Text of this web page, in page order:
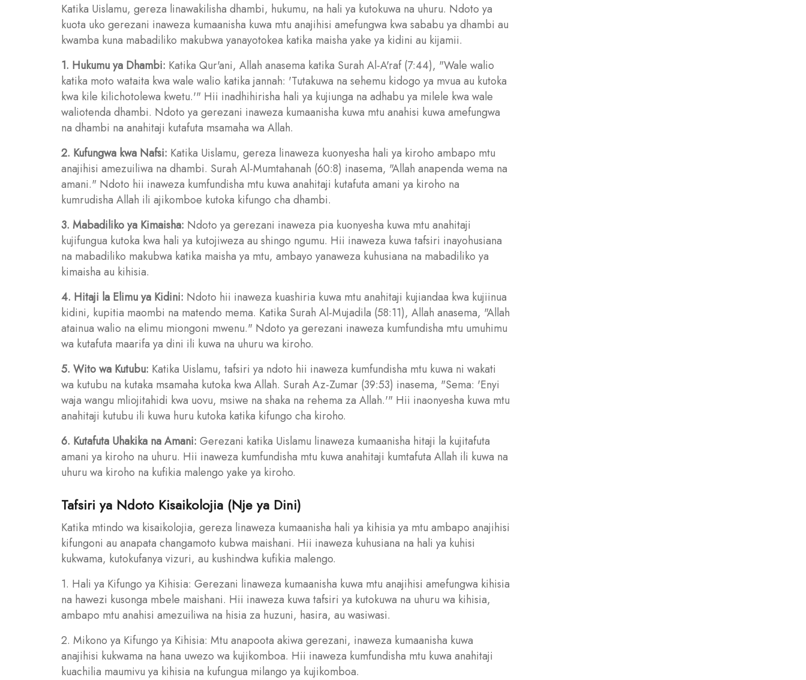
Katika Uislamu, gereza linawakilisha dhambi, hukumu, na hali ya kutokuwa na uhuru. Ndoto ya
kuota uko gerezani inaweza kumaanisha kuwa mtu anajihisi amefungwa kwa sababu ya dhambi au
kwamba kuna mabadiliko makubwa yanayotokea katika maisha yake ya kidini au kijamii.
1. Hukumu ya Dhambi: Katika Qur'ani, Allah anasema katika Surah Al-A'raf (7:44), "Wale walio
katika moto wataita kwa wale walio katika jannah: 'Tutakuwa na sehemu kidogo ya mvua au kutoka
kwa kile kilichotolewa kwetu.'" Hii inadhihirisha hali ya kujiunga na adhabu ya milele kwa wale
waliotenda dhambi. Ndoto ya gerezani inaweza kumaanisha kuwa mtu anahisi kuwa amefungwa
na dhambi na anahitaji kutafuta msamaha wa Allah.
2. Kufungwa kwa Nafsi: Katika Uislamu, gereza linaweza kuonyesha hali ya kiroho ambapo mtu
anajihisi amezuiliwa na dhambi. Surah Al-Mumtahanah (60:8) inasema, "Allah anapenda wema na
amani." Ndoto hii inaweza kumfundisha mtu kuwa anahitaji kutafuta amani ya kiroho na
kumrudisha Allah ili ajikomboe kutoka kifungo cha dhambi.
3. Mabadiliko ya Kimaisha: Ndoto ya gerezani inaweza pia kuonyesha kuwa mtu anahitaji
kujifungua kutoka kwa hali ya kutojiweza au shingo ngumu. Hii inaweza kuwa tafsiri inayohusiana
na mabadiliko makubwa katika maisha ya mtu, ambayo yanaweza kuhusiana na mabadiliko ya
kimaisha au kihisia.
4. Hitaji la Elimu ya Kidini: Ndoto hii inaweza kuashiria kuwa mtu anahitaji kujiandaa kwa kujiinua
kidini, kupitia maombi na matendo mema. Katika Surah Al-Mujadila (58:11), Allah anasema, "Allah
atainua walio na elimu miongoni mwenu." Ndoto ya gerezani inaweza kumfundisha mtu umuhimu
wa kutafuta maarifa ya dini ili kuwa na uhuru wa kiroho.
5. Wito wa Kutubu: Katika Uislamu, tafsiri ya ndoto hii inaweza kumfundisha mtu kuwa ni wakati
wa kutubu na kutaka msamaha kutoka kwa Allah. Surah Az-Zumar (39:53) inasema, "Sema: 'Enyi
waja wangu mliojitahidi kwa uovu, msiwe na shaka na rehema za Allah.'" Hii inaonyesha kuwa mtu
anahitaji kutubu ili kuwa huru kutoka katika kifungo cha kiroho.
6. Kutafuta Uhakika na Amani: Gerezani katika Uislamu linaweza kumaanisha hitaji la kujitafuta
amani ya kiroho na uhuru. Hii inaweza kumfundisha mtu kuwa anahitaji kumtafuta Allah ili kuwa na
uhuru wa kiroho na kufikia malengo yake ya kiroho.
Tafsiri ya Ndoto Kisaikolojia (Nje ya Dini)
Katika mtindo wa kisaikolojia, gereza linaweza kumaanisha hali ya kihisia ya mtu ambapo anajihisi
kifungoni au anapata changamoto kubwa maishani. Hii inaweza kuhusiana na hali ya kuhisi
kukwama, kutokufanya vizuri, au kushindwa kufikia malengo.
1. Hali ya Kifungo ya Kihisia: Gerezani linaweza kumaanisha kuwa mtu anajihisi amefungwa kihisia
na hawezi kusonga mbele maishani. Hii inaweza kuwa tafsiri ya kutokuwa na uhuru wa kihisia,
ambapo mtu anahisi amezuiliwa na hisia za huzuni, hasira, au wasiwasi.
2. Mikono ya Kifungo ya Kihisia: Mtu anapoota akiwa gerezani, inaweza kumaanisha kuwa
anajihisi kukwama na hana uwezo wa kujikomboa. Hii inaweza kumfundisha mtu kuwa anahitaji
kuachilia maumivu ya kihisia na kufungua milango ya kujikomboa.